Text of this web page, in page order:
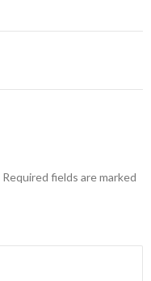
Required fields are marked